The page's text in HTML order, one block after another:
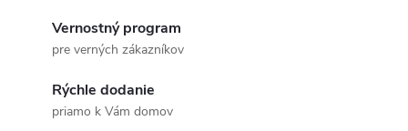
Vernostný program
pre verných zákazníkov
Rýchle dodanie
priamo k Vám domov